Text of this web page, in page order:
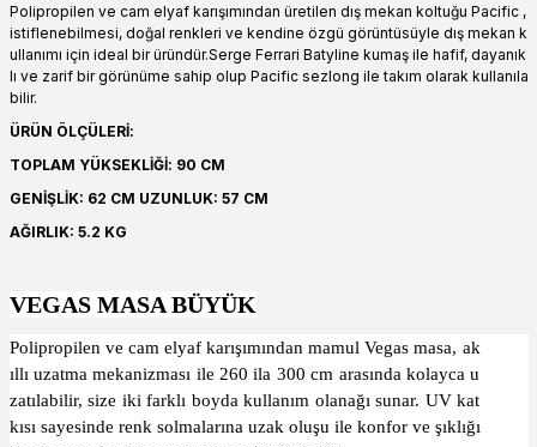
Polipropilen ve cam elyaf karışımından üretilen dış mekan koltuğu Pacific ,
istiflenebilmesi, doğal renkleri ve kendine özgü görüntüsüyle dış mekan k
ullanımı için ideal bir üründür.Serge Ferrari Batyline kumaş ile hafif, dayanık
lı ve zarif bir görünüme sahip olup Pacific sezlong ile takım olarak kullanıla
bilir.
ÜRÜN ÖLÇÜLERİ:
TOPLAM YÜKSEKLİĞİ: 90 CM
GENİŞLİK: 62 CM UZUNLUK: 57 CM
AĞIRLIK: 5.2 KG
VEGAS MASA BÜYÜK
Polipropilen ve cam elyaf karışımından mamul Vegas masa, ak
ıllı uzatma mekanizması ile 260 ila 300 cm arasında kolayca u
zatılabilir, size iki farklı boyda kullanım olanağı sunar. UV kat
kısı sayesinde renk solmalarına uzak oluşu ile konfor ve şıklığı